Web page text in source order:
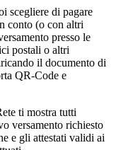
scegliere di pagare
conto (o con altri
presso le
postali o altri
il documento di
QR-Code e
ti mostra tutti
versamento richiesto
e gli attestati validi ai